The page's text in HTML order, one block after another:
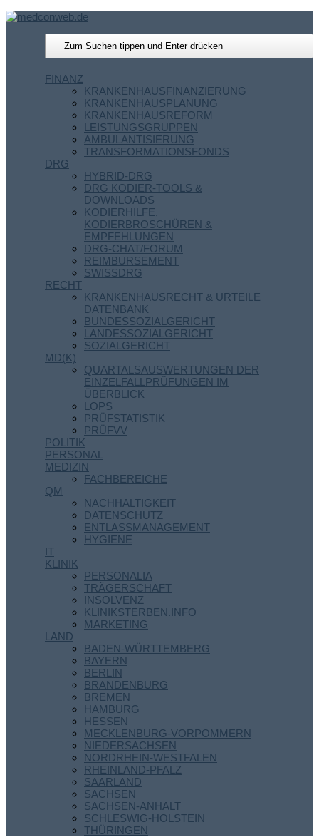
FINANZ
KRANKENHAUSFINANZIERUNG
KRANKENHAUSPLANUNG
KRANKENHAUSREFORM
LEISTUNGSGRUPPEN
AMBULANTISIERUNG
TRANSFORMATIONSFONDS
DRG
HYBRID-DRG
DRG KODIER-TOOLS &
DOWNLOADS
KODIERHILFE,
KODIERBROSCHÜREN &
EMPFEHLUNGEN
DRG-CHAT/FORUM
REIMBURSEMENT
SWISSDRG
RECHT
KRANKENHAUSRECHT & URTEILE
DATENBANK
BUNDESSOZIALGERICHT
LANDESSOZIALGERICHT
SOZIALGERICHT
MD(K)
QUARTALSAUSWERTUNGEN DER
EINZELFALLPRÜFUNGEN IM
ÜBERBLICK
LOPS
PRÜFSTATISTIK
PRÜFVV
POLITIK
PERSONAL
MEDIZIN
FACHBEREICHE
QM
NACHHALTIGKEIT
DATENSCHUTZ
ENTLASSMANAGEMENT
HYGIENE
IT
KLINIK
PERSONALIA
TRÄGERSCHAFT
INSOLVENZ
KLINIKSTERBEN.INFO
MARKETING
LAND
BADEN-WÜRTTEMBERG
BAYERN
BERLIN
BRANDENBURG
BREMEN
HAMBURG
HESSEN
MECKLENBURG-VORPOMMERN
NIEDERSACHSEN
NORDRHEIN-WESTFALEN
RHEINLAND-PFALZ
SAARLAND
SACHSEN
SACHSEN-ANHALT
SCHLESWIG-HOLSTEIN
THÜRINGEN